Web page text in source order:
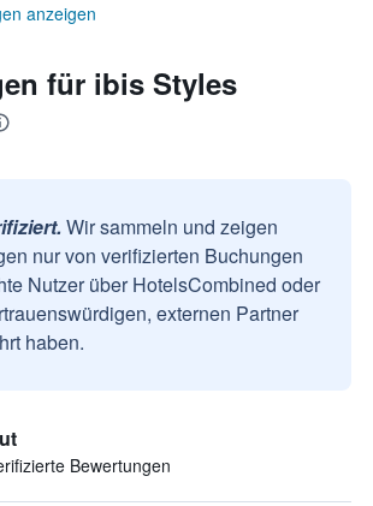
anzeigen
für ibis Styles
Wir sammeln und zeigen
nur von verifizierten Buchungen
Nutzer über HotelsCombined oder
externen Partner
haben.
Bewertungen